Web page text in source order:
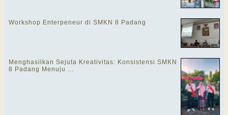
Workshop Enterpeneur di SMKN 8 Padang
Menghasilkan Sejuta Kreativitas: Konsistensi SMKN
8 Padang Menuju ...